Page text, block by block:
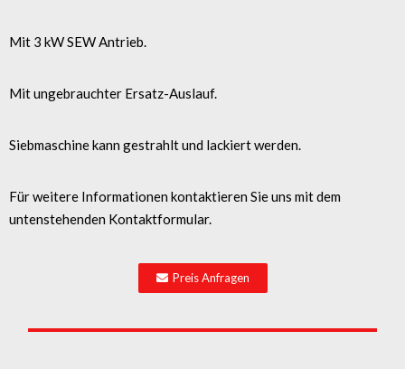
Mit 3 kW SEW Antrieb.
Mit ungebrauchter Ersatz-Auslauf.
Siebmaschine kann gestrahlt und lackiert werden.
Für weitere Informationen kontaktieren Sie uns mit dem
untenstehenden Kontaktformular.
Preis Anfragen